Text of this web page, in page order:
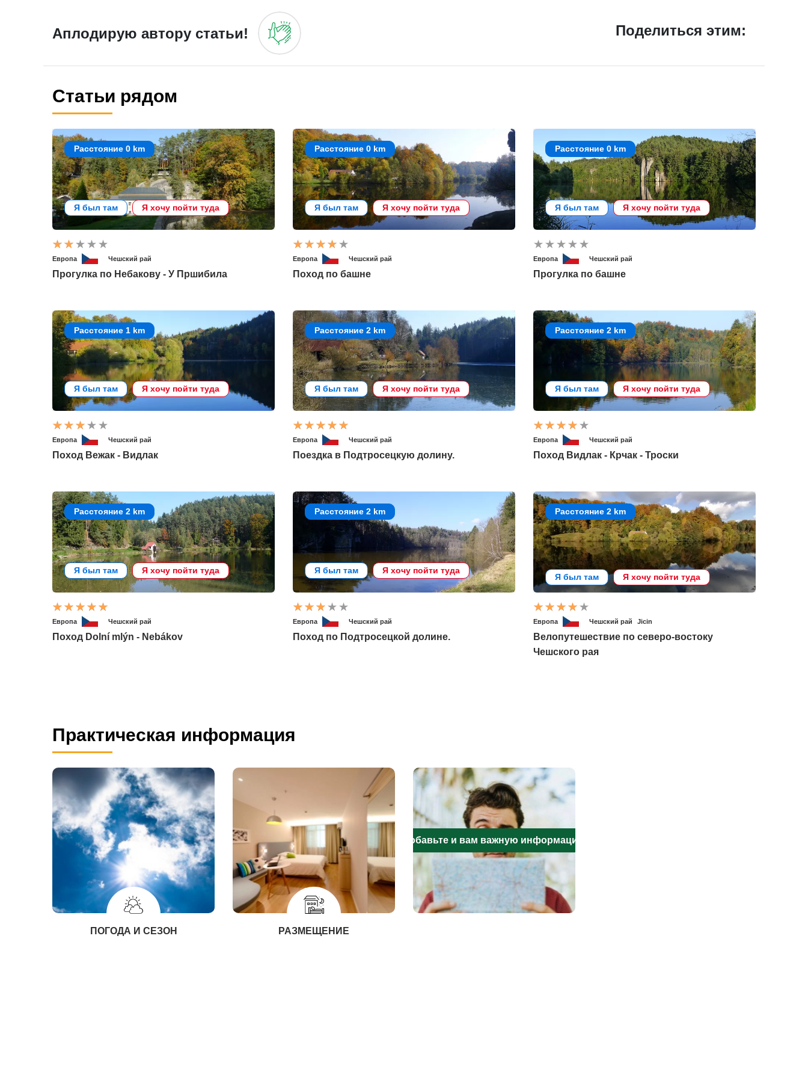
Аплодирую автору статьи! Поделиться этим:
Статьи рядом
Расстояние 0 km
Я был там Я хочу пойти туда
Европа Чешский рай
Прогулка по Небакову - У Пршибила
Расстояние 0 km
Я был там Я хочу пойти туда
Европа Чешский рай
Поход по башне
Расстояние 0 km
Я был там Я хочу пойти туда
Европа Чешский рай
Прогулка по башне
Расстояние 1 km
Я был там Я хочу пойти туда
Европа Чешский рай
Поход Вежак - Видлак
Расстояние 2 km
Я был там Я хочу пойти туда
Европа Чешский рай
Поездка в Подтросецкую долину.
Расстояние 2 km
Я был там Я хочу пойти туда
Европа Чешский рай
Поход Видлак - Крчак - Троски
Расстояние 2 km
Я был там Я хочу пойти туда
Европа Чешский рай
Поход Dolní mlýn - Nebákov
Расстояние 2 km
Я был там Я хочу пойти туда
Европа Чешский рай
Поход по Подтросецкой долине.
Расстояние 2 km
Я был там Я хочу пойти туда
Европа Чешский рай Jicin
Велопутешествие по северо-востоку
Чешского рая
Практическая информация
ПОГОДА И СЕЗОН РАЗМЕЩЕНИЕ
Добавьте и вам важную информацию